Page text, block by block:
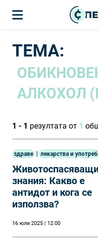
ТЕМА:
АЛКОХОЛ
1 - 1 резултата от 1
здраве | лекарства и
знания: Какво е
антидот и кога се
използва?
16 юли 2025 | 12:00